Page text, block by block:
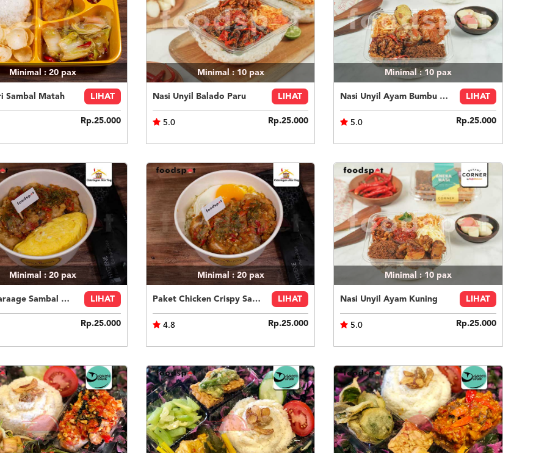
Minimal : 20pax
Sambal Matah LIHAT
Rp.25.000
Minimal : 10 pax
Nasi Unyil Balado Paru LIHAT
5.0 Rp.25.000
Minimal : 10 pax
Nasi Unyil Ayam Bumbu Pedas LIHAT
5.0 Rp.25.000
Minimal : 20 pax
Paket Karaage Sambal Korek LIHAT
Rp.25.000
Minimal : 20 pax
Paket Chicken Crispy Sambal Geprek LIHAT
4.8 Rp.25.000
Minimal : 10 pax
Nasi Unyil Ayam Kuning LIHAT
5.0 Rp.25.000